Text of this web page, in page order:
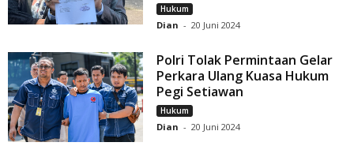
Hukum
Dian - 20 Juni 2024
Polri Tolak Permintaan Gelar
Perkara Ulang Kuasa Hukum
Pegi Setiawan
Hukum
Dian - 20 Juni 2024